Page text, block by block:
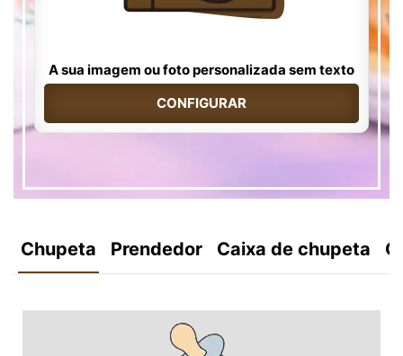
A sua imagem ou foto personalizada sem texto
CONFIGURAR
Chupeta Prendedor Caixa de chupeta